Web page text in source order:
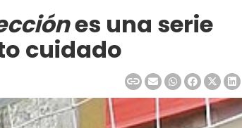
es una serie
cuidado